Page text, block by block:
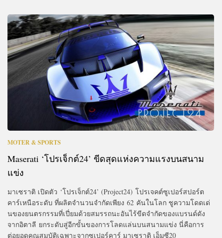
MOTER & SPORTS
Maserati ‘โปรเจ็กต์24’ ขีดสุดแห่งความแรงบนสนาม
แข่ง
มาเซราติ เปิดตัว ‘โปรเจ็กต์24’ (Project24) โปรเจคต์ซูเปอร์สปอร์ต
คาร์เหนือระดับ ที่ผลิตจำนวนจำกัดเพียง 62 คันในโลก ชูความโดดเด่
นของยนตรกรรมที่เปี่ยมด้วยสมรรถนะอันไร้ขีดจำกัดของแบรนด์ดัง
จากอิตาลี ยกระดับสู่อีกขั้นของการโลดแล่นบนสนามแข่ง นี่คือการ
ต่อยอดคุณสมบัติเฉพาะจากซูเปอร์คาร์ มาเซราติ เอ็มซี20